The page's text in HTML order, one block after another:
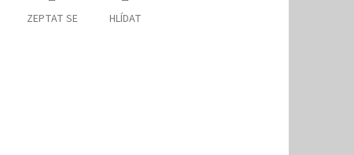
ZEPTAT SE HLÍDAT